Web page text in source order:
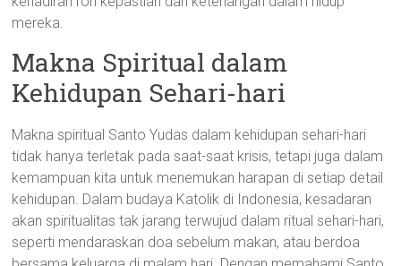
mereka.
Makna Spiritual dalam
Kehidupan Sehari-hari
Makna spiritual Santo Yudas dalam kehidupan sehari-hari
tidak hanya terletak pada saat-saat krisis, tetapi juga dalam
kemampuan kita untuk menemukan harapan di setiap detail
kehidupan. Dalam budaya Katolik di Indonesia, kesadaran
akan spiritualitas tak jarang terwujud dalam ritual sehari-hari,
seperti mendaraskan doa sebelum makan, atau berdoa